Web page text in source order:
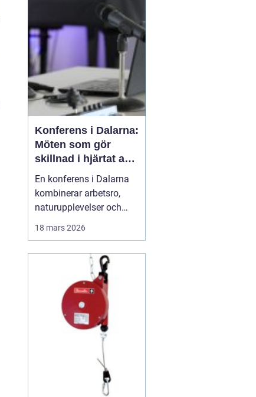
många att se över sin
telefoni, men
förändringen öppnar
också för smart...
Konferens i Dalarna:
Möten som gör
skillnad i hjärtat av
sverige
En konferens i Dalarna
kombinerar arbetsro,
naturupplevelser och
Regionen erbjuder en
tydlig paus från
vardagens tempo, utan
att ge avkall p&ari...
18 mars 2026